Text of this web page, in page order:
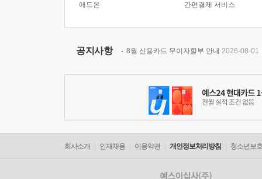
애드온
간편결제 서비스
공지사항 8월 신용카드 무이자할부 안내 2026-08-01
회사소개 인재채용 이용약관 개인정보처리방침 청소년보